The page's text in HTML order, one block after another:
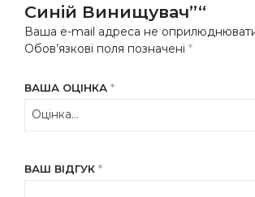
Синій Винищувач”“
Ваша e-mail адреса не
Обов’язкові поля позначені *
ВАША ОЦІНКА *
ВАШ ВІДГУК *